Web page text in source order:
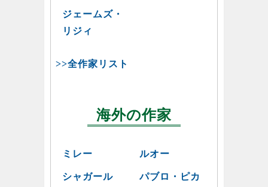
ジェームズ・
リジィ
>>全作家リスト
海外の作家
ミレー ルオー
シャガール
パブロ・ピカ